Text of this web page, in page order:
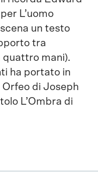
L’uomo
un testo
tra
quattro mani).
ha portato in
di Joseph
L’Ombra di